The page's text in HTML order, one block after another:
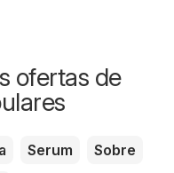
ofertas de
Serum
Sobre